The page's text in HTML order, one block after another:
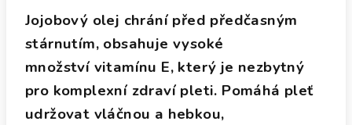
Jojobový olej chrání před předčasným
stárnutím, obsahuje vysoké
množství vitamínu E, který je nezbytný
pro komplexní zdraví pleti. Pomáhá pleť
udržovat vláčnou a hebkou,